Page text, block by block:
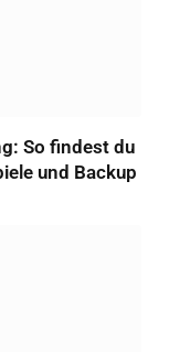
So findest du
und Backup